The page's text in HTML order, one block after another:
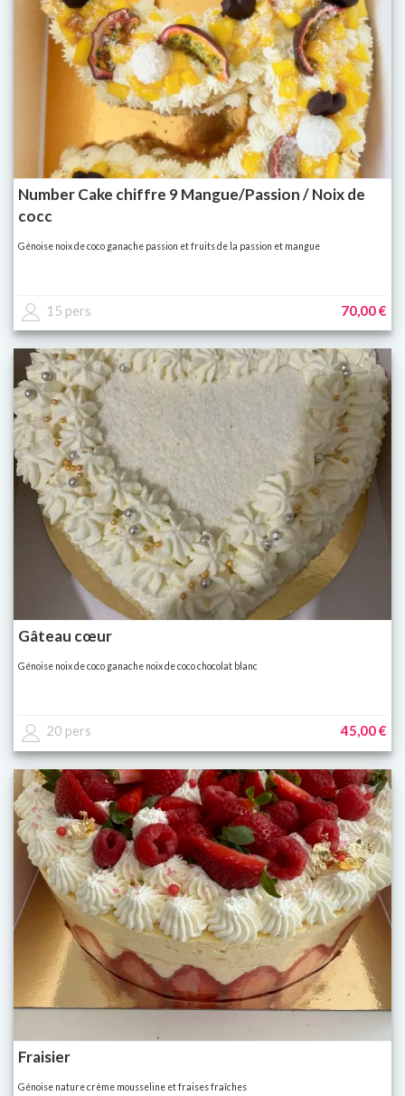
Number Cake chiffre 9 Mangue/Passion / Noix de
cocc
Génoise noix de coco ganache passion et fruits de la passion et mangue
15 pers 70,00 €
Gâteau cœur
Génoise noix de coco ganache noix de coco chocolat blanc
20 pers 45,00 €
Fraisier
Génoise nature crème mousseline et fraises fraîches